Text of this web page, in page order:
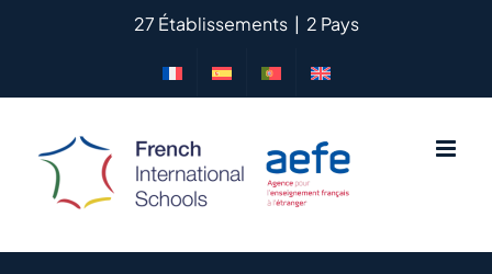
27 Établissements | 2 Pays